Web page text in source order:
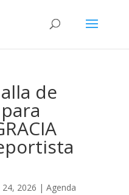
de
24, 2026 | Agenda